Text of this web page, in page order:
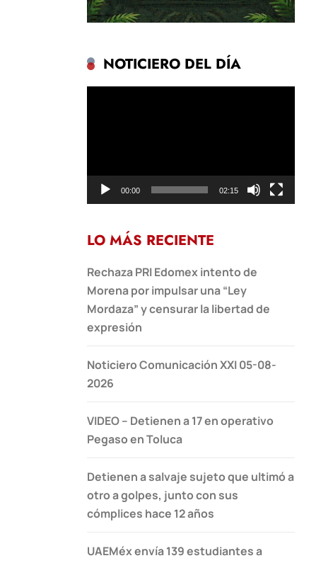
NOTICIERO DEL DÍA
00:00 02:15
LO MÁS RECIENTE
Rechaza PRI Edomex intento de
Morena por impulsar una “Ley
Mordaza” y censurar la libertad de
expresión
Noticiero Comunicación XXI 05-08-
2026
VIDEO – Detienen a 17 en operativo
Pegaso en Toluca
Detienen a salvaje sujeto que ultimó a
otro a golpes, junto con sus
cómplices hace 12 años
UAEMéx envía 139 estudiantes a